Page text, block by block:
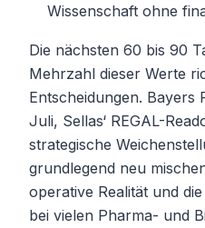
Wissenschaft ohne
Die nächsten 60 bis 90
Mehrzahl dieser Werte
Entscheidungen. Bayers
Juli, Sellas‘ REGAL-
strategische
grundlegend neu
operative Realität und
bei vielen Pharma- und